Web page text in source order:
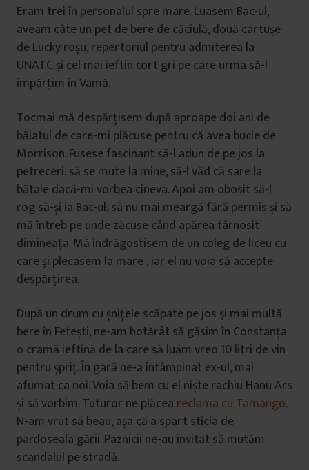
Eram trei în personalul spre mare. Luasem Bac-ul,
aveam câte un pet de bere de căciulă, două cartușe
de Lucky roșu, repertoriul pentru admiterea la
UNATC și cel mai ieftin cort gri pe care urma să-l
împărțim în Vamă.
Tocmai mă despărțisem după aproape doi ani de
băiatul de care-mi plăcuse pentru că avea bucle de
Morrison. Fusese fascinant să-l adun de pe jos la
petreceri, să se mute la mine, să-l văd că sare la
bătaie dacă-mi vorbea cineva. Apoi am obosit să-l
rog să-și ia Bac-ul, să nu mai meargă fără permis și să
mă întreb pe unde zăcuse când apărea târnosit
dimineața. Mă îndrăgostisem de un coleg de liceu cu
care și plecasem la mare , iar el nu voia să accepte
despărțirea.
După un drum cu șnițele scăpate pe jos şi mai multă
bere în Fetești, ne-am hotărât să găsim în Constanța
o cramă ieftină de la care să luăm vreo 10 litri de vin
pentru șpriț. În gară ne-a întâmpinat ex-ul, mai
afumat ca noi. Voia să bem cu el niște rachiu Hanu Ars
și să vorbim. Tuturor ne plăcea reclama cu Tamango.
N-am vrut să beau, așa că a spart sticla de
pardoseala gării. Paznicii ne-au invitat să mutăm
scandalul pe stradă.